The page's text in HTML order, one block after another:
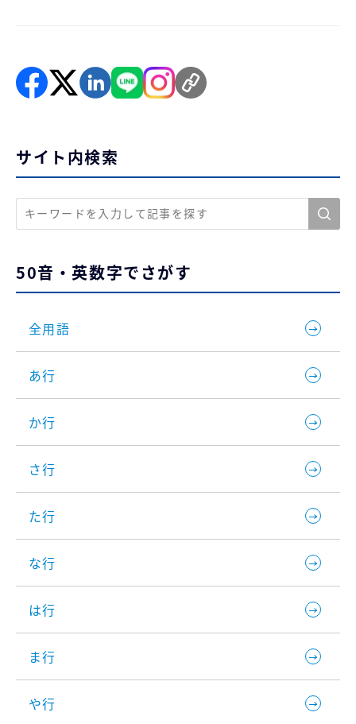
サイト内検索
50音・英数字でさがす
全用語
あ行
か行
さ行
た行
な行
は行
ま行
や行